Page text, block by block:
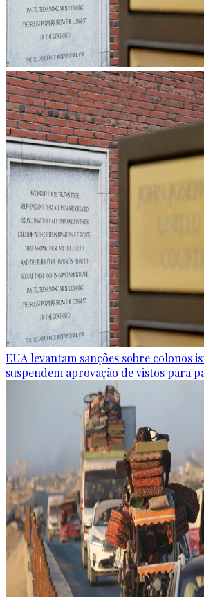
EUA levantam sanções sobre colonos
suspendem aprovação de vistos para